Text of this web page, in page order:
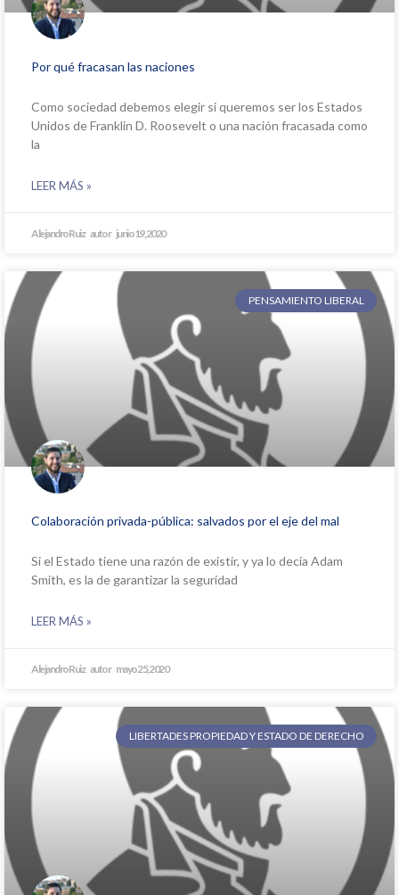
Por qué fracasan las naciones
Como sociedad debemos elegir si queremos ser los Estados
Unidos de Franklin D. Roosevelt o una nación fracasada como
la
LEER MÁS »
Alejandro Ruiz junio 19, 2020
PENSAMIENTO LIBERAL
Colaboración privada-pública: salvados por el eje del mal
Si el Estado tiene una razón de existir, y ya lo decía Adam
Smith, es la de garantizar la seguridad
LEER MÁS »
Alejandro Ruiz mayo 25, 2020
LIBERTADES PROPIEDAD Y ESTADO DE DERECHO